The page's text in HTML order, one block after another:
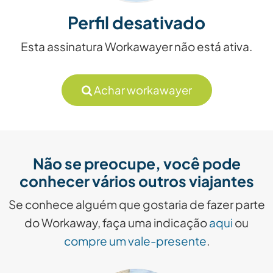
Perfil desativado
Esta assinatura Workawayer não está ativa.
Achar workawayer
Não se preocupe, você pode
conhecer vários outros viajantes
Se conhece alguém que gostaria de fazer parte
do Workaway, faça uma indicaçãoaqui ou
compre um vale-presente